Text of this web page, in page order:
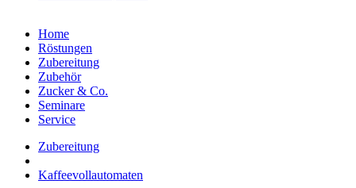
Home
Röstungen
Zubereitung
Zubehör
Zucker & Co.
Seminare
Service
Zubereitung
Kaffeevollautomaten